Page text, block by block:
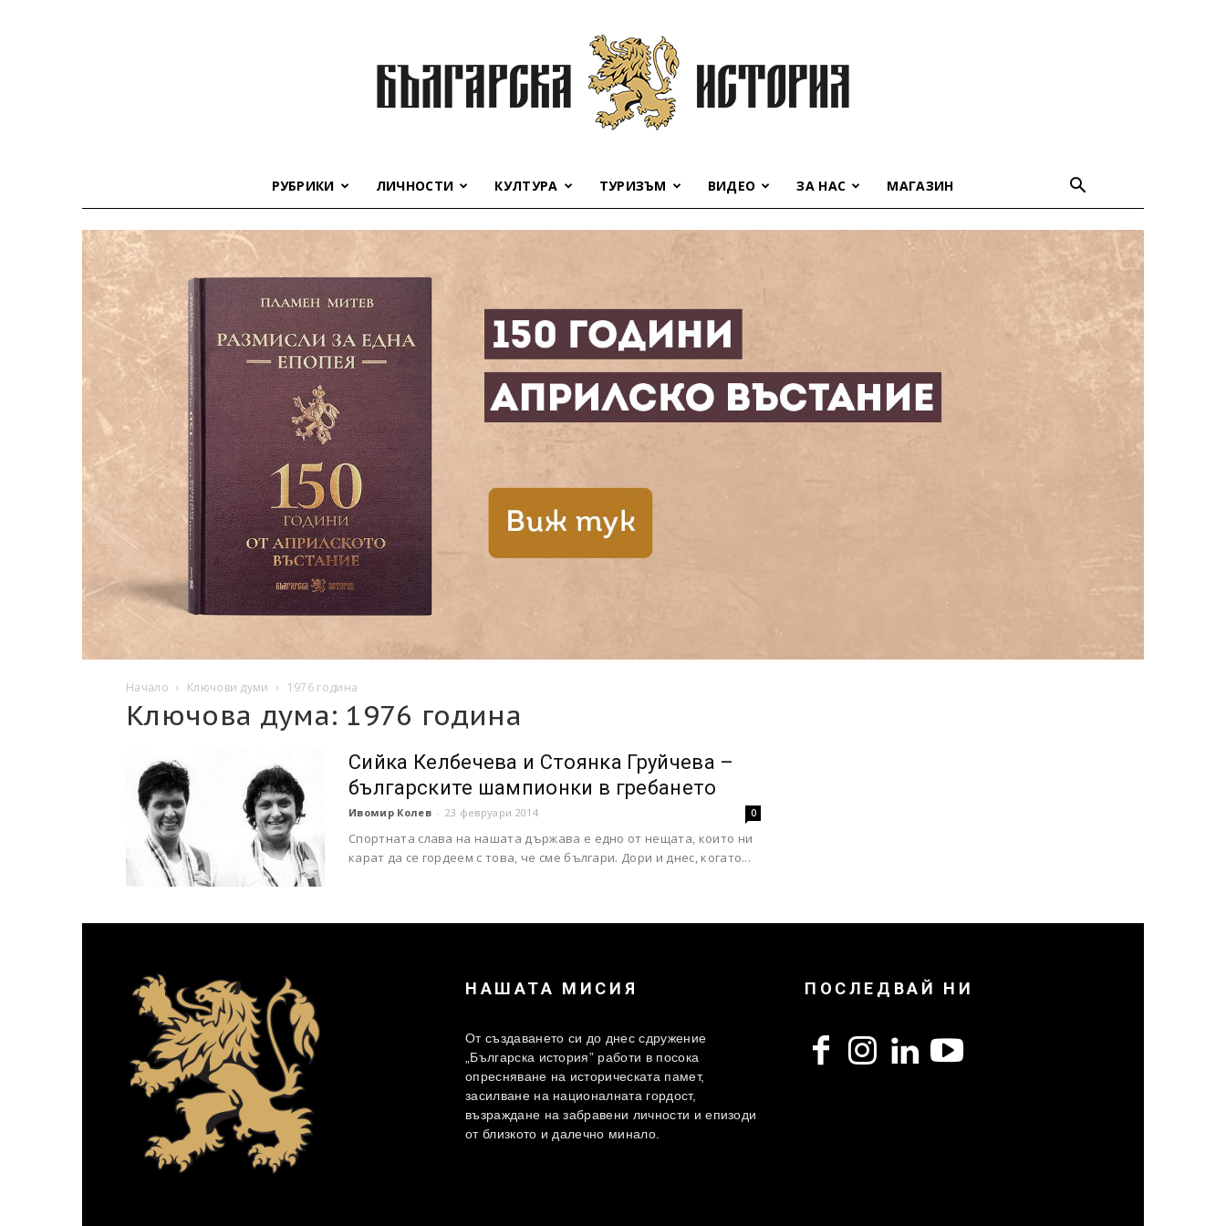
история
РУБРИКИ ЛИЧНОСТИ КУЛТУРА ТУРИЗЪМ ВИДЕО ЗА НАС МАГАЗИН
Начало Ключови думи 1976 година
Ключова дума: 1976 година
Сийка Келбечева и Стоянка Груйчева –
българските шампионки в гребането
Ивомир Колев - 23 февруари 2014 0
Спортната слава на нашата държава е едно от нещата, които ни
карат да се гордеем с това, че сме българи. Дори и днес, когато...
НАШАТА МИСИЯ
От създаването си до днес сдружение
„Българска история” работи в посока
опресняване на историческата памет,
засилване на националната гордост,
възраждане на забравени личности и епизоди
от близкото и далечно минало.
ПОСЛЕДВАЙ НИ